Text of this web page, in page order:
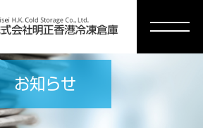
お知らせ